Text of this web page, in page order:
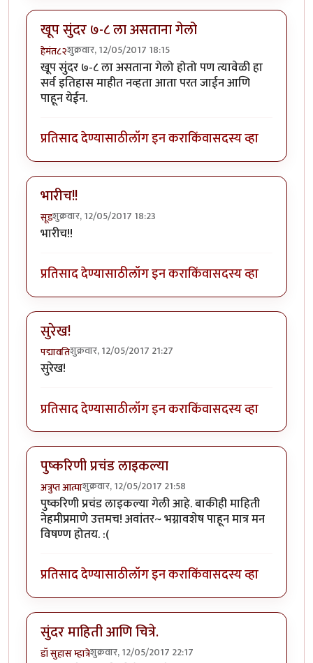
खूप सुंदर ७-८ ला असताना गेलो
हेमंत८२शुक्रवार, 12/05/2017 18:15
खूप सुंदर ७-८ ला असताना गेलो होतो पण त्यावेळी हा
सर्व इतिहास माहीत नव्हता आता परत जाईन आणि
पाहून येईन.
प्रतिसाद देण्यासाठीलॉग इन कराकिंवासदस्य व्हा
भारीच!!
सूडशुक्रवार, 12/05/2017 18:23
भारीच!!
प्रतिसाद देण्यासाठीलॉग इन कराकिंवासदस्य व्हा
सुरेख!
पद्मावतिशुक्रवार, 12/05/2017 21:27
सुरेख!
प्रतिसाद देण्यासाठीलॉग इन कराकिंवासदस्य व्हा
पुष्करिणी प्रचंड लाइकल्या
अत्रुप्त आत्माशुक्रवार, 12/05/2017 21:58
पुष्करिणी प्रचंड लाइकल्या गेली आहे. बाकीही माहिती
नेहमीप्रमाणे उत्तमच! अवांतर~ भग्नावशेष पाहून मात्र मन
विषण्ण होतय. :(
प्रतिसाद देण्यासाठीलॉग इन कराकिंवासदस्य व्हा
सुंदर माहिती आणि चित्रे.
डॉ सुहास म्हात्रेशुक्रवार, 12/05/2017 22:17